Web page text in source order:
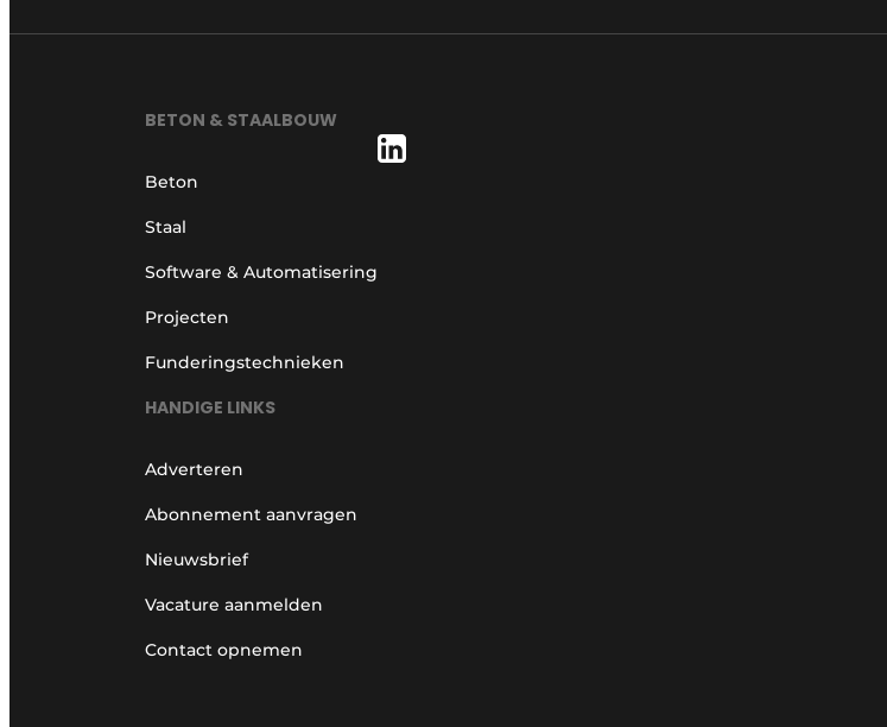
BETON & STAALBOUW
Beton
Staal
Software & Automatisering
Projecten
Funderingstechnieken
HANDIGE LINKS
Adverteren
Abonnement aanvragen
Nieuwsbrief
Vacature aanmelden
Contact opnemen